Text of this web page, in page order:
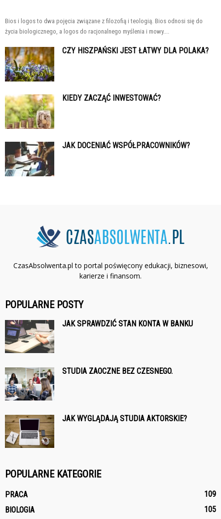
Bios i logos to dwa pojęcia związane z filozofią i teologią. Bios odnosi się do
życia biologicznego, a logos do racjonalnego myślenia i mowy....
CZY HISZPAŃSKI JEST ŁATWY DLA POLAKA?
KIEDY ZACZĄĆ INWESTOWAĆ?
JAK DOCENIAĆ WSPÓŁPRACOWNIKÓW?
CzasAbsolwenta.pl to portal poświęcony edukacji, biznesowi,
karierze i finansom.
POPULARNE POSTY
JAK SPRAWDZIĆ STAN KONTA W BANKU
STUDIA ZAOCZNE BEZ CZESNEGO.
JAK WYGLĄDAJĄ STUDIA AKTORSKIE?
POPULARNE KATEGORIE
PRACA
109
BIOLOGIA
105